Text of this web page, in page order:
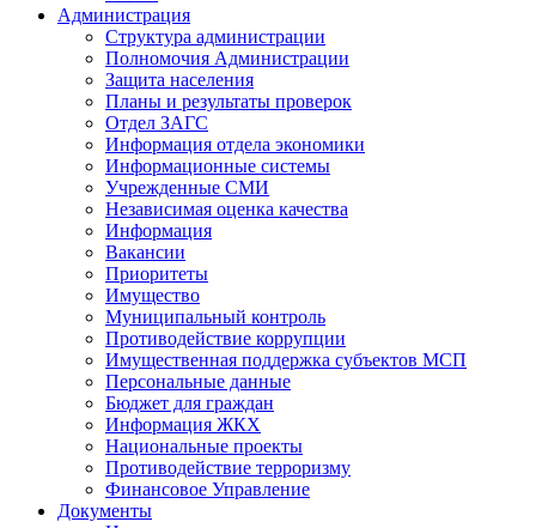
Администрация
Структура администрации
Полномочия Администрации
Защита населения
Планы и результаты проверок
Отдел ЗАГС
Информация отдела экономики
Информационные системы
Учрежденные СМИ
Независимая оценка качества
Информация
Вакансии
Приоритеты
Имущество
Муниципальный контроль
Противодействие коррупции
Имущественная поддержка субъектов МСП
Персональные данные
Бюджет для граждан
Информация ЖКХ
Национальные проекты
Противодействие терроризму
Финансовое Управление
Документы